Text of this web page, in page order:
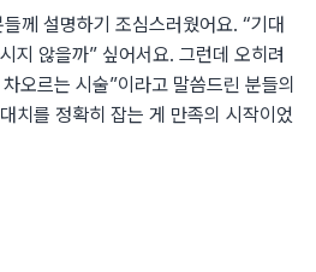
께 설명하기 조심스러웠어요. “기대
지 않을까” 싶어서요. 그런데 오히려
오르는 시술”이라고 말씀드린 분들의
치를 정확히 잡는 게 만족의 시작이었